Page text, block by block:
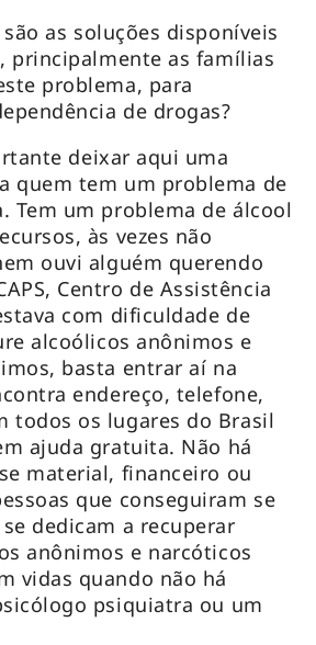
são as soluções disponíveis
principalmente as famílias
problema, para
de drogas?
deixar aqui uma
quem tem um problema de
Tem um problema de álcool
às vezes não
ouvi alguém querendo
Centro de Assistência
com dificuldade de
alcoólicos anônimos e
basta entrar aí na
endereço, telefone,
todos os lugares do Brasil
ajuda gratuita. Não há
material, financeiro ou
que conseguiram se
dedicam a recuperar
anônimos e narcóticos
vidas quando não há
psiquiatra ou um